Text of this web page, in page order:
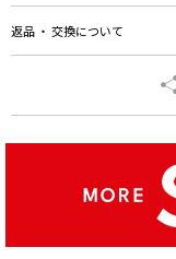
返品 ・ 交換について